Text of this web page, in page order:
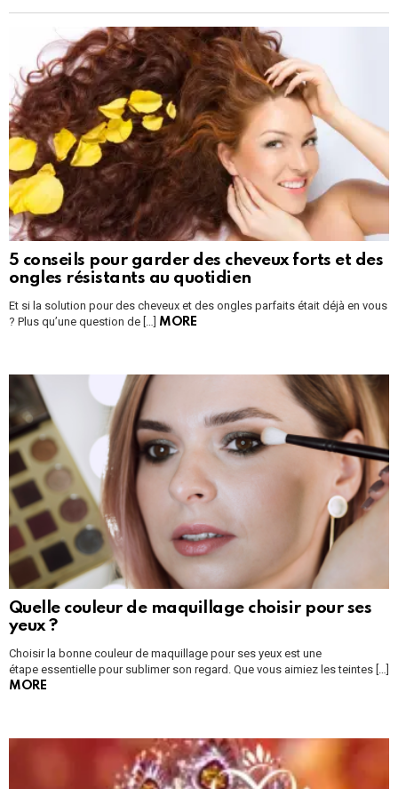
5 conseils pour garder des cheveux forts et des
ongles résistants au quotidien
Et si la solution pour des cheveux et des ongles parfaits était déjà en vous
? Plus qu’une question de […] MORE
Quelle couleur de maquillage choisir pour ses
yeux ?
Choisir la bonne couleur de maquillage pour ses yeux est une
étape essentielle pour sublimer son regard. Que vous aimiez les teintes […]
MORE